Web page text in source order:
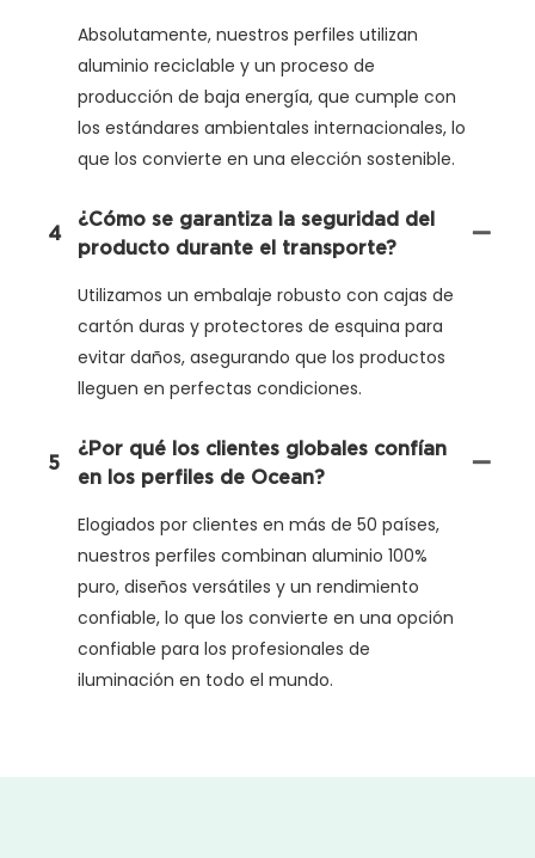
Absolutamente, nuestros perfiles utilizan
aluminio reciclable y un proceso de
producción de baja energía, que cumple con
los estándares ambientales internacionales, lo
que los convierte en una elección sostenible.
4
¿Cómo se garantiza la seguridad del
producto durante el transporte?
Utilizamos un embalaje robusto con cajas de
cartón duras y protectores de esquina para
evitar daños, asegurando que los productos
lleguen en perfectas condiciones.
5
¿Por qué los clientes globales confían
en los perfiles de Ocean?
Elogiados por clientes en más de 50 países,
nuestros perfiles combinan aluminio 100%
puro, diseños versátiles y un rendimiento
confiable, lo que los convierte en una opción
confiable para los profesionales de
iluminación en todo el mundo.